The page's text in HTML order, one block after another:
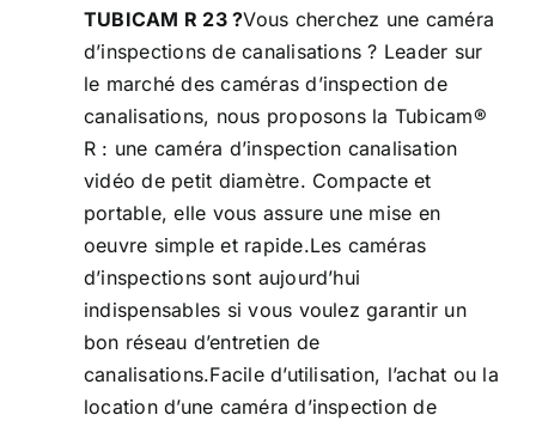
TUBICAM R 23 ?Vous cherchez une caméra
d’inspections de canalisations ? Leader sur
le marché des caméras d’inspection de
canalisations, nous proposons la Tubicam®
R : une caméra d’inspection canalisation
vidéo de petit diamètre. Compacte et
portable, elle vous assure une mise en
oeuvre simple et rapide.Les caméras
d’inspections sont aujourd’hui
indispensables si vous voulez garantir un
bon réseau d’entretien de
canalisations.Facile d’utilisation, l’achat ou la
location d’une caméra d’inspection de